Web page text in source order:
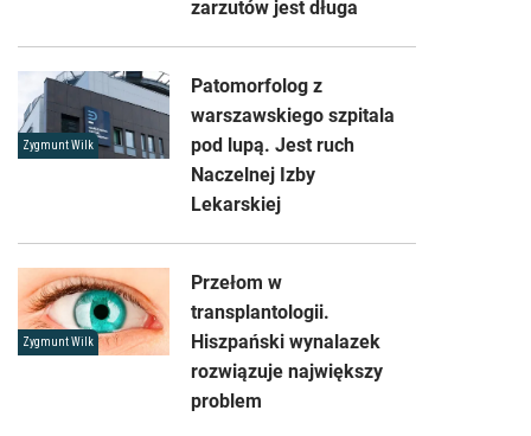
zarzutów jest długa
Zygmunt Wilk
Patomorfolog z
warszawskiego szpitala
pod lupą. Jest ruch
Naczelnej Izby
Lekarskiej
Zygmunt Wilk
Przełom w
transplantologii.
Hiszpański wynalazek
rozwiązuje największy
problem